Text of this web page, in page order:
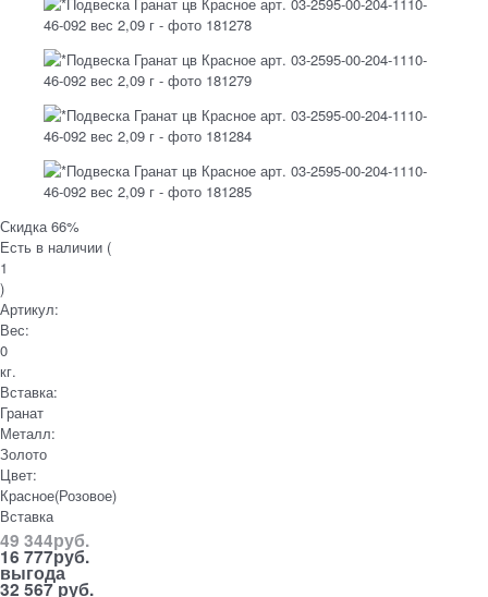
Скидка 66%
Есть в наличии (
1
)
Артикул:
Вес:
0
кг.
Вставка:
Гранат
Металл:
Золото
Цвет:
Красное(Розовое)
Вставка
49 344руб.
16 777руб.
выгода
32 567 руб.